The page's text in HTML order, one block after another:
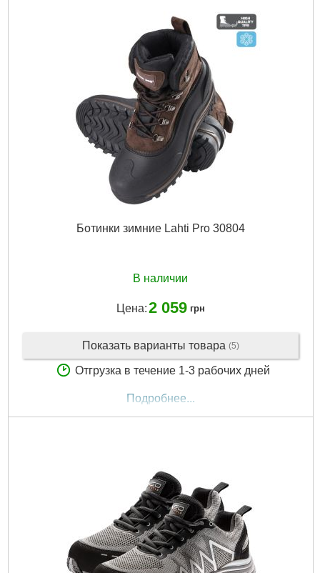
Ботинки зимние Lahti Pro 30804
В наличии
Цена:2 059 грн
Показать варианты товара (5)
Отгрузка в течение 1-3 рабочих дней
Подробнее...